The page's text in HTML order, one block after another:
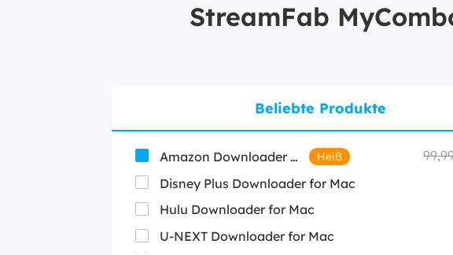
StreamFab
Beliebte Produkte
Amazon Downloader for Mac Heiß
Disney Plus Downloader for Mac
Hulu Downloader for Mac
U-NEXT Downloader for Mac